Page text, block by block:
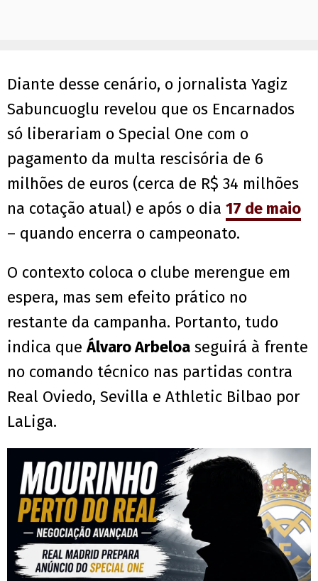
Diante desse cenário, o jornalista Yagiz
Sabuncuoglu revelou que os Encarnados
só liberariam o Special One com o
pagamento da multa rescisória de 6
milhões de euros (cerca de R$ 34 milhões
na cotação atual) e após o dia 17 de maio
– quando encerra o campeonato.
O contexto coloca o clube merengue em
espera, mas sem efeito prático no
restante da campanha. Portanto, tudo
indica queÁlvaro Arbeloa seguirá à frente
no comando técnico nas partidas contra
Real Oviedo, Sevilla e Athletic Bilbao por
LaLiga.